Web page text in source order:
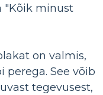
"Kõik minust
on valmis,
perega. See võib
tegevusest,